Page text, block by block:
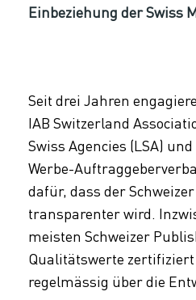
Einbeziehung der Swiss
Seit drei Jahren
IAB Switzerland
Swiss Agencies (LSA)
Werbe-
dafür, dass der
transparenter wird.
meisten Schweizer
Qualitätswerte
regelmässig über die